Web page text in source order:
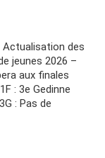
Actualisation des
jeunes 2026 –
aux finales
: 3e Gedinne
: Pas de